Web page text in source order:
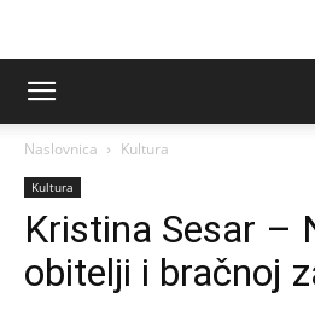
Naslovnica Kultura
Kultura
Kristina Sesar –
obitelji i bračnoj